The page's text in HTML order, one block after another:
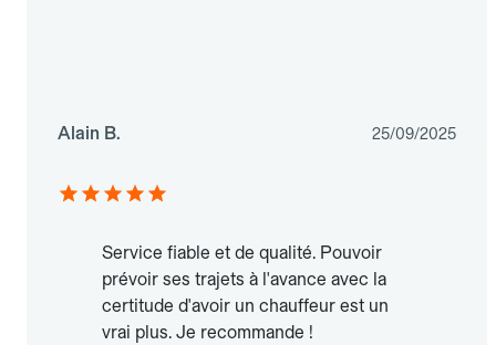
Alain B. 25/09/2025
Service fiable et de qualité. Pouvoir
prévoir ses trajets à l'avance avec la
certitude d'avoir un chauffeur est un
vrai plus. Je recommande !